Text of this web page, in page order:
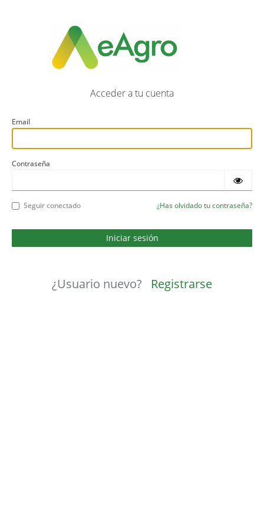
Acceder a tu cuenta
Email
Contraseña
Seguir conectado ¿Has olvidado tu contraseña?
¿Usuario nuevo? Registrarse